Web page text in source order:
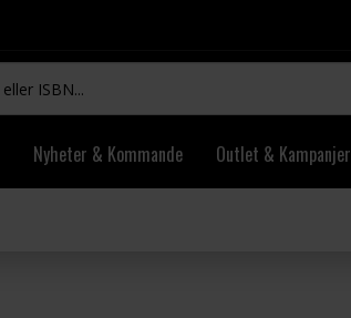
Nyheter & Kommande Outlet & Kampanjer